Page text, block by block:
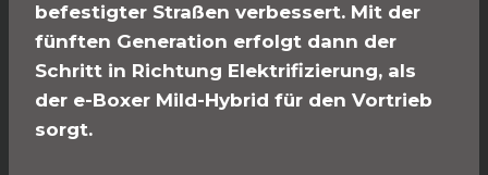
befestigter Straßen verbessert. Mit der
fünften Generation erfolgt dann der
Schritt in Richtung Elektrifizierung, als
der e-Boxer Mild-Hybrid für den Vortrieb
sorgt.